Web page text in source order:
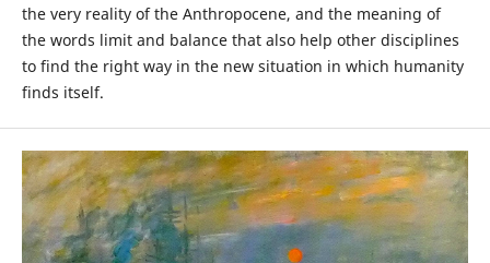
the very reality of the Anthropocene, and the meaning of
the words limit and balance that also help other disciplines
to find the right way in the new situation in which humanity
finds itself.